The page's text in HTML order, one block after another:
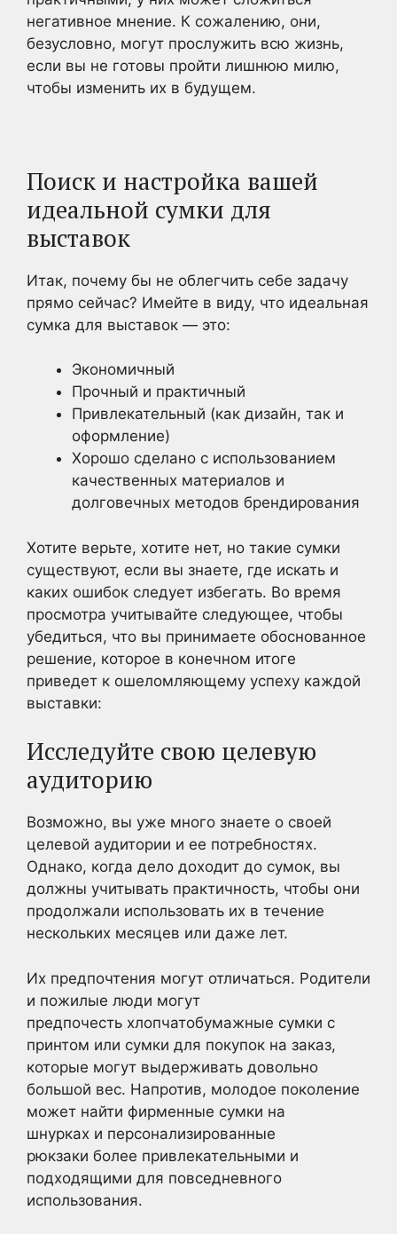
негативное мнение. К сожалению, они,
безусловно, могут прослужить всю жизнь,
если вы не готовы пройти лишнюю милю,
чтобы изменить их в будущем.
Поиск и настройка вашей
идеальной сумки для
выставок
Итак, почему бы не облегчить себе задачу
прямо сейчас? Имейте в виду, что идеальная
сумка для выставок — это:
Экономичный
Прочный и практичный
Привлекательный (как дизайн, так и
оформление)
Хорошо сделано с использованием
качественных материалов и
долговечных методов брендирования
Хотите верьте, хотите нет, но такие сумки
существуют, если вы знаете, где искать и
каких ошибок следует избегать. Во время
просмотра учитывайте следующее, чтобы
убедиться, что вы принимаете обоснованное
решение, которое в конечном итоге
приведет к ошеломляющему успеху каждой
выставки:
Исследуйте свою целевую
аудиторию
Возможно, вы уже много знаете о своей
целевой аудитории и ее потребностях.
Однако, когда дело доходит до сумок, вы
должны учитывать практичность, чтобы они
продолжали использовать их в течение
нескольких месяцев или даже лет.
Их предпочтения могут отличаться. Родители
и пожилые люди могут
предпочесть хлопчатобумажные сумки с
принтом или сумки для покупок на заказ,
которые могут выдерживать довольно
большой вес. Напротив, молодое поколение
может найти фирменные сумки на
шнурках и персонализированные
рюкзаки более привлекательными и
подходящими для повседневного
использования.